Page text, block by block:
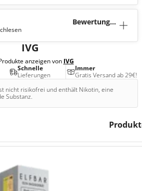
Bewertunge
IVG
anzeigen von IVG
Schnelle
Lieferungen
Immer
Gratis Versand ab 29€!
nicht risikofrei und enthält Nikotin, eine
Substanz.